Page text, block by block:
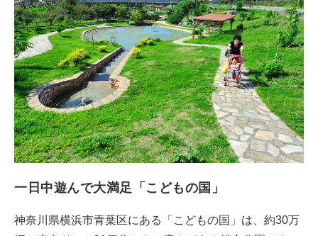
一日中遊んで大満足「こどもの国」
神奈川県横浜市青葉区にある「こどもの国」は、約30万